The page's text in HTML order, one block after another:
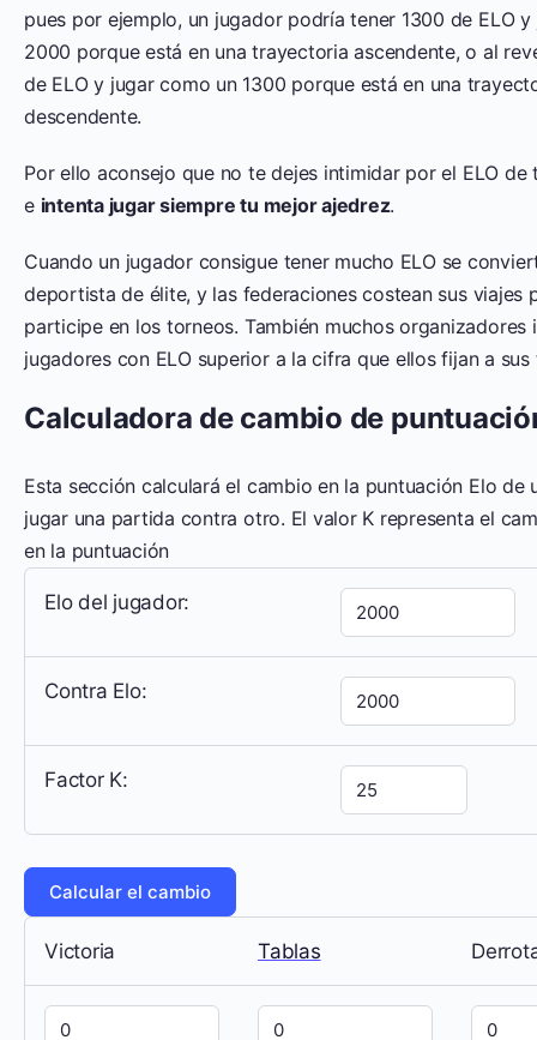
pues por ejemplo, un jugador podría tener 1300 de ELO
2000 porque está en una trayectoria ascendente, o al
de ELO y jugar como un 1300 porque está en una
descendente.
Por ello aconsejo que no te dejes intimidar por el ELO de
e intenta jugar siempre tu mejor ajedrez.
Cuando un jugador consigue tener mucho ELO se
deportista de élite, y las federaciones costean sus viajes
participe en los torneos. También muchos organizadores
jugadores con ELO superior a la cifra que ellos fijan a sus
Calculadora de cambio de
Esta sección calculará el cambio en la puntuación Elo de
jugar una partida contra otro. El valor K representa el
en la puntuación
Elo del jugador:
Contra Elo:
Factor K:
Victoria Tablas